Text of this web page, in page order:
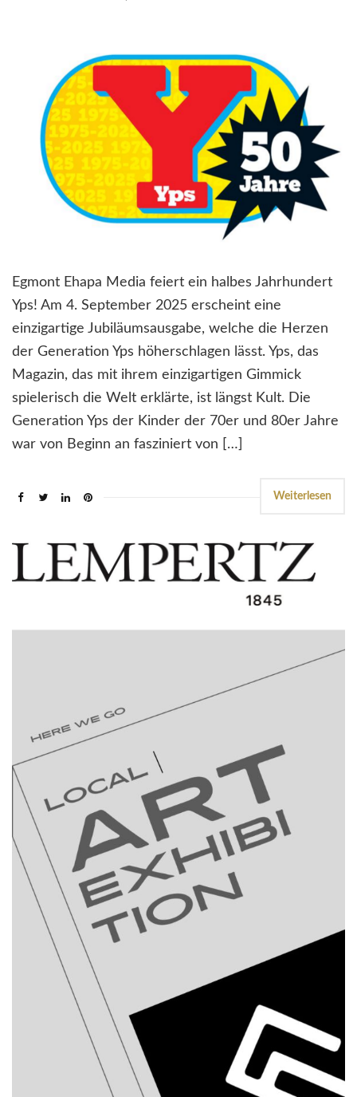
Egmont Ehapa Media feiert ein halbes Jahrhundert
Yps! Am 4. September 2025 erscheint eine
einzigartige Jubiläumsausgabe, welche die Herzen
der Generation Yps höherschlagen lässt. Yps, das
Magazin, das mit ihrem einzigartigen Gimmick
spielerisch die Welt erklärte, ist längst Kult. Die
Generation Yps der Kinder der 70er und 80er Jahre
war von Beginn an fasziniert von […]
Weiterlesen